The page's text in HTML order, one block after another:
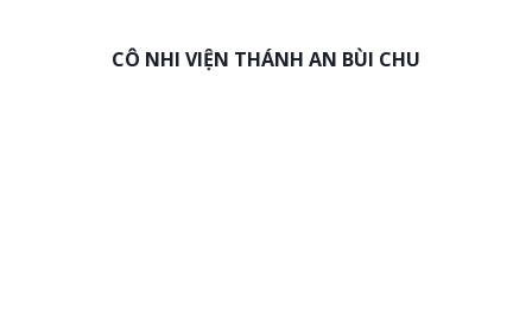
CÔ NHI VIỆN THÁNH AN BÙI CHU